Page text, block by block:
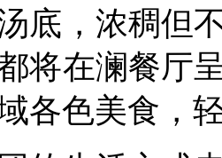
底，浓稠但
将在澜餐厅
各色美食，